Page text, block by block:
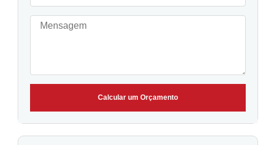
Calcular um Orçamento